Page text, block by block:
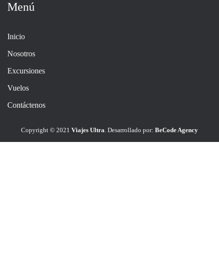
Menú
Inicio
Nosotros
Excursiones
Vuelos
Contáctenos
Copyright © 2021 Viajes Ultra. Desarrollado por: BeCode Agency